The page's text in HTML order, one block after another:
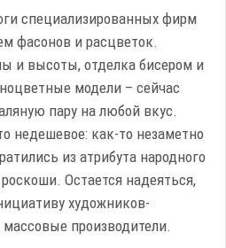
специализированных фирм
фасонов и расцветок.
и высоты, отделка бисером и
модели – сейчас
пару на любой вкус.
недешевое: как-то незаметно
из атрибута народного
Остается надеяться,
художников-
производители.